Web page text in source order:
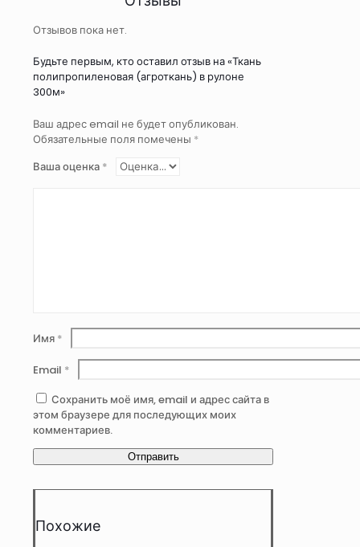
Отзывов пока нет.
Будьте первым, кто оставил отзыв на «Ткань
полипропиленовая (агроткань) в рулоне
300м»
Ваш адрес email не будет опубликован.
Обязательные поля помечены *
Ваша оценка *
Имя *
Email *
Сохранить моё имя, email и адрес сайта в
этом браузере для последующих моих
комментариев.
Похожие